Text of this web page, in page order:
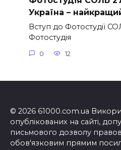
Україна –
Вступ до Фотостудії
Фотостудія
0 12
© 2026 61000.com.ua
опублікованих на сайті,
письмового дозволу
обов'язковим прямим